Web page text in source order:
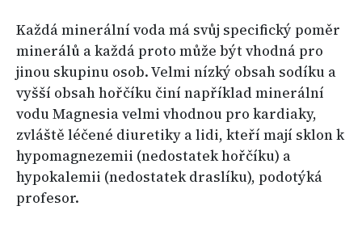
Každá minerální voda má svůj specifický poměr
minerálů a každá proto může být vhodná pro
jinou skupinu osob. Velmi nízký obsah sodíku a
vyšší obsah hořčíku činí například minerální
vodu Magnesia velmi vhodnou pro kardiaky,
zvláště léčené diuretiky a lidi, kteří mají sklon k
hypomagnezemii (nedostatek hořčíku) a
hypokalemii (nedostatek draslíku), podotýká
profesor.